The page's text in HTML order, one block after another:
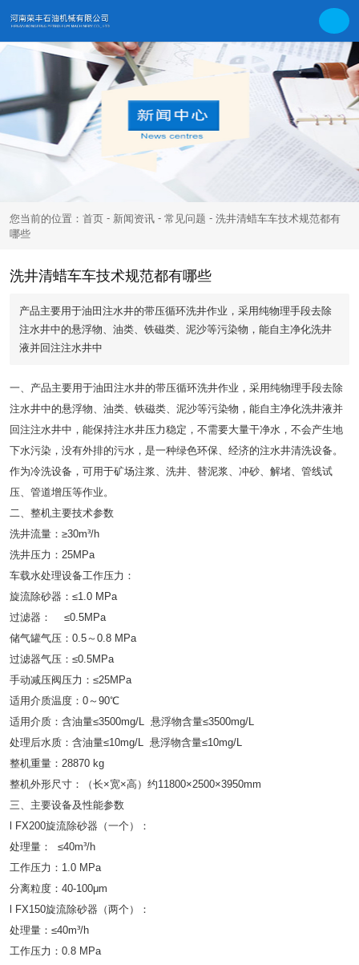
您当前的位置：首页 - 新闻资讯 - 常见问题 - 洗井清蜡车车技术规范都有
哪些
洗井清蜡车车技术规范都有哪些
产品主要用于油田注水井的带压循环洗井作业，采用纯物理手段去除
注水井中的悬浮物、油类、铁磁类、泥沙等污染物，能自主净化洗井
液并回注注水井中
一、产品主要用于油田注水井的带压循环洗井作业，采用纯物理手段去除
注水井中的悬浮物、油类、铁磁类、泥沙等污染物，能自主净化洗井液并
回注注水井中，能保持注水井压力稳定，不需要大量干净水，不会产生地
下水污染，没有外排的污水，是一种绿色环保、经济的注水井清洗设备。
作为冷洗设备，可用于矿场注浆、洗井、替泥浆、冲砂、解堵、管线试
压、管道增压等作业。
二、整机主要技术参数
洗井流量：≥30m³/h
洗井压力：25MPa
车载水处理设备工作压力：
旋流除砂器：≤1.0 MPa
过滤器： ≤0.5MPa
储气罐气压：0.5～0.8 MPa
过滤器气压：≤0.5MPa
手动减压阀压力：≤25MPa
适用介质温度：0～90℃
适用介质：含油量≤3500mg/L 悬浮物含量≤3500mg/L
处理后水质：含油量≤10mg/L 悬浮物含量≤10mg/L
整机重量：28870 kg
整机外形尺寸：（长×宽×高）约11800×2500×3950mm
三、主要设备及性能参数
l FX200旋流除砂器（一个）：
处理量： ≤40m³/h
工作压力：1.0 MPa
分离粒度：40-100μm
l FX150旋流除砂器（两个）：
处理量：≤40m³/h
工作压力：0.8 MPa